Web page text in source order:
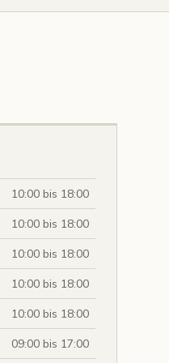
10:00 bis 18:00
10:00 bis 18:00
10:00 bis 18:00
10:00 bis 18:00
10:00 bis 18:00
09:00 bis 17:00